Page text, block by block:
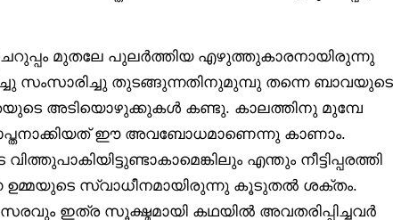
മുതലേ പുലർത്തിയ എഴുത്തുകാരനായിരുന്നു
സംസാരിച്ചു തുടങ്ങുന്നതിനുമുമ്പു തന്നെ ബാവയുടെ
അടിയൊഴുക്കുകൾ കണ്ടു. കാലത്തിനു മുമ്പേ
ഈ അവബോധമാണെന്നു കാണാം.
എന്തും നീട്ടിപ്പരത്തി
ഉമ്മയുടെ സ്വാധീനമായിരുന്നു കൂടുതൽ ശക്തം.
ഇത്ര സൂക്ഷ്മമായി കഥയിൽ അവതരിപ്പിച്ചവർ